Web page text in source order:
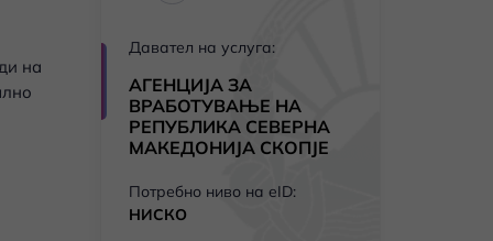
Давател на услуга:
АГЕНЦИЈА ЗА
ВРАБОТУВАЊЕ НА
РЕПУБЛИКА СЕВЕРНА
МАКЕДОНИЈА СКОПЈЕ
Потребно ниво на eID:
НИСКО
на